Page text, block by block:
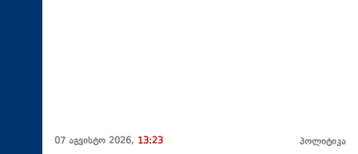
07 აგვისტო 2026, 13:23 პოლიტიკა